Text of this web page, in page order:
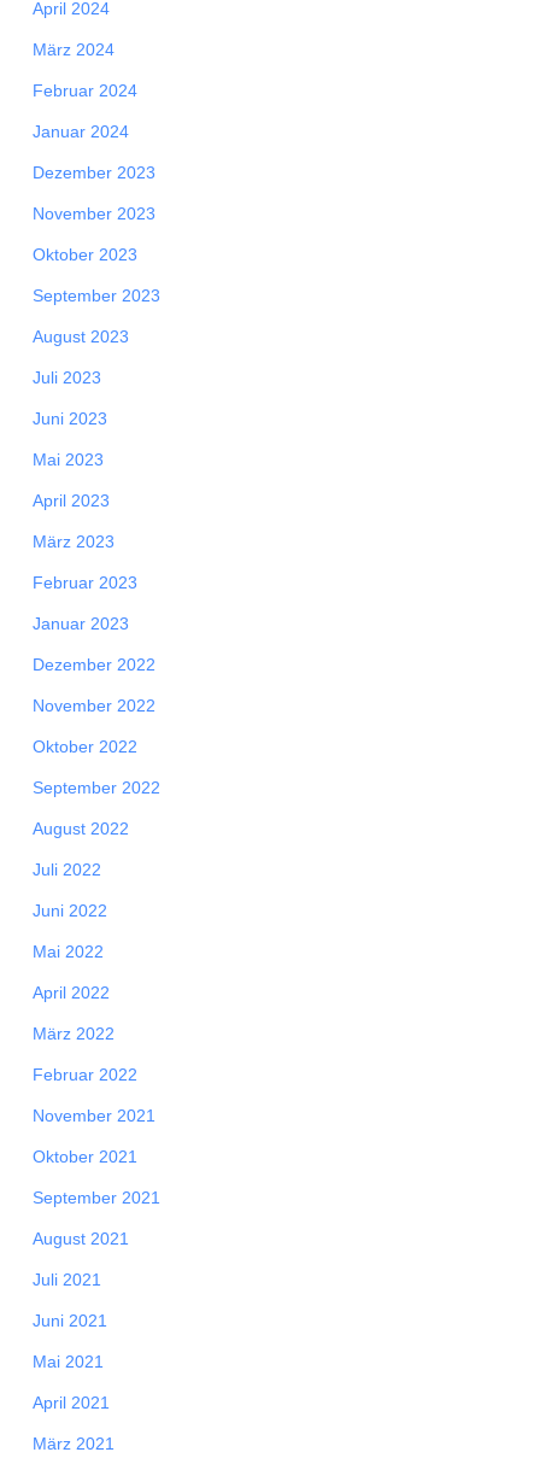
April 2024
März 2024
Februar 2024
Januar 2024
Dezember 2023
November 2023
Oktober 2023
September 2023
August 2023
Juli 2023
Juni 2023
Mai 2023
April 2023
März 2023
Februar 2023
Januar 2023
Dezember 2022
November 2022
Oktober 2022
September 2022
August 2022
Juli 2022
Juni 2022
Mai 2022
April 2022
März 2022
Februar 2022
November 2021
Oktober 2021
September 2021
August 2021
Juli 2021
Juni 2021
Mai 2021
April 2021
März 2021